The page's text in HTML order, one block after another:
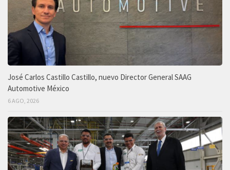
José Carlos Castillo Castillo, nuevo Director General SAAG
Automotive México
6 AGO, 2026